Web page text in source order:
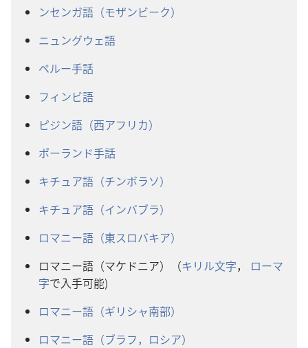
ンセンガ語（モザンビーク）
ニュングウェ語
ペルー手話
フィンビ語
ピジン語（西アフリカ）
ポーランド手話
キチュア語（チンボラソ）
キチュア語（インバブラ）
ロマニー語（東スロバキア）
ロマニー語（マケドニア）（キリル文字， ローマ
字で入手可能)
ロマニー語（ギリシャ南部）
ロマニー語（ブラフ，ロシア）